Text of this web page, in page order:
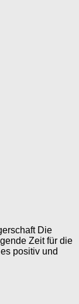
Die
Zeit für die
positiv und